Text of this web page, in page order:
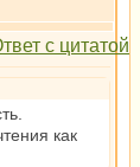
как